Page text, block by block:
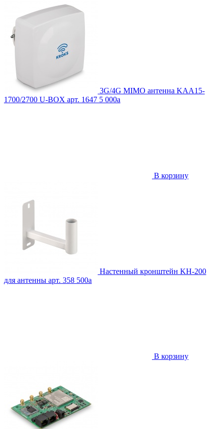
3G/4G MIMO антенна KAA15-
1700/2700 U-BOX арт. 1647 5 000a
В корзину
Настенный кронштейн KH-200
для антенны арт. 358 500a
В корзину